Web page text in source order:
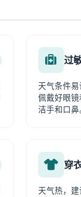
过
天气条件
佩戴好眼
洁手和口鼻
穿
天气热，